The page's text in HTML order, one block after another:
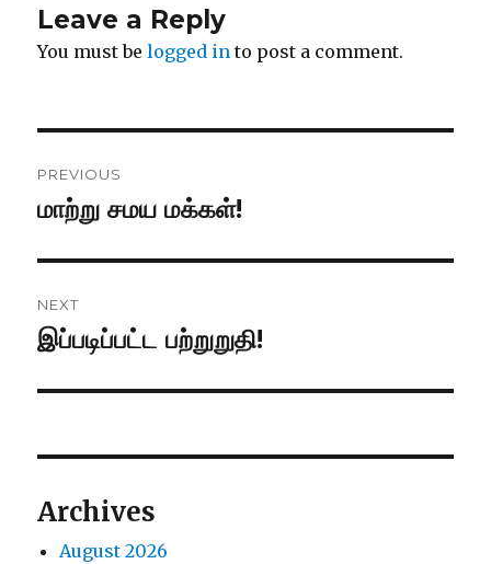
Leave a Reply
You must belogged in to post a comment.
navigation
PREVIOUS
Previous
மாற்று சமய மக்கள்!
NEXT
Next
இப்படிப்பட்ட பற்றுறுதி!
Archives
August 2026